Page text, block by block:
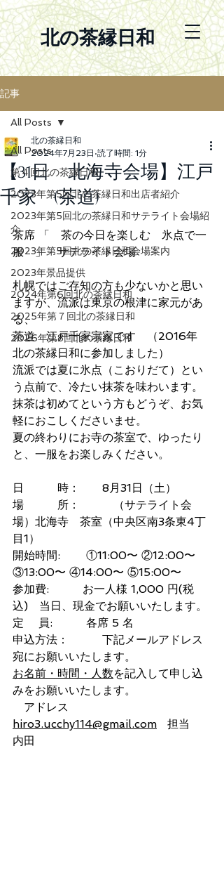
北の茶縁日和
記事
All Posts
第４回北の茶縁日和
2023年第5回北の茶縁日和出店者紹介
2023年第5回北の茶縁日和サテライト会場紹
介
2023年第5回北の茶縁日和会場案内
2023年景品提供
2024年第6回北の茶縁日和
2025年第７回北の茶縁日和
2026年第8回北の茶縁日和
All Posts
【31日 北海寺会場】江戸
千家 (茶道)
北の茶縁日和
2024年7月23日 読了時間: 1分
茶席 「　茶の今日を楽しむ　氷点で一
服　」　サテライト会場
札幌ではご存知の方も少ないかと思い
ますが、流派は東京の根津に家元があ
る、
茶道　江戸千家宗家です　（2016年
北の茶縁日和に参加しました）
流派では夏に氷点（こおりだて）とい
う点前で、冷たい抹茶を味わいます。
抹茶は初めてという方もどうぞ、お気
軽におこしくださいませ。
夏の終わりにお寺の茶室で、ゆったり
と、一服をお楽しみください。
日　　　時：　　8月31日（土）
場　　　所：　　　（サテライト会
場）北海寺　茶室（中央区南3条東4丁
目1）
開始時間: 　　①11:00〜 ②12:00〜
③13:00〜 ④14:00〜 ⑤15:00〜
参加費:　　　お一人様 1,000 円(税
込)　当日、現金でお願いいたします。
定 　員:　　　各席 5 名
申込方法：　　　下記メールアドレス
宛にお願いいたします。
お名前・時間・人数を記入して申し込
みをお願いいたします。
アドレス
hiro3.ucchy114@gmail.com 担当
内田